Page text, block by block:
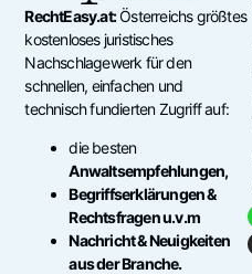
RechtEasy.at:Österreichs größtes
kostenloses juristisches
Nachschlagewerk für den
schnellen, einfachen und
technisch fundierten Zugriff auf:
die besten
Anwaltsempfehlungen,
Begriffserklärungen &
Rechtsfragen u.v.m
Nachricht & Neuigkeiten
aus der Branche.